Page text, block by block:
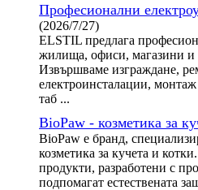
Професионални
(2026/7/27)
ELSTIL предлага
жилища, офиси, магазини и
Извършваме изграждане,
електроинсталации,
таб ...
BioPaw - козметика за
BioPaw е бранд,
козметика за кучета и
продукти, разработени с
подпомагат естествената